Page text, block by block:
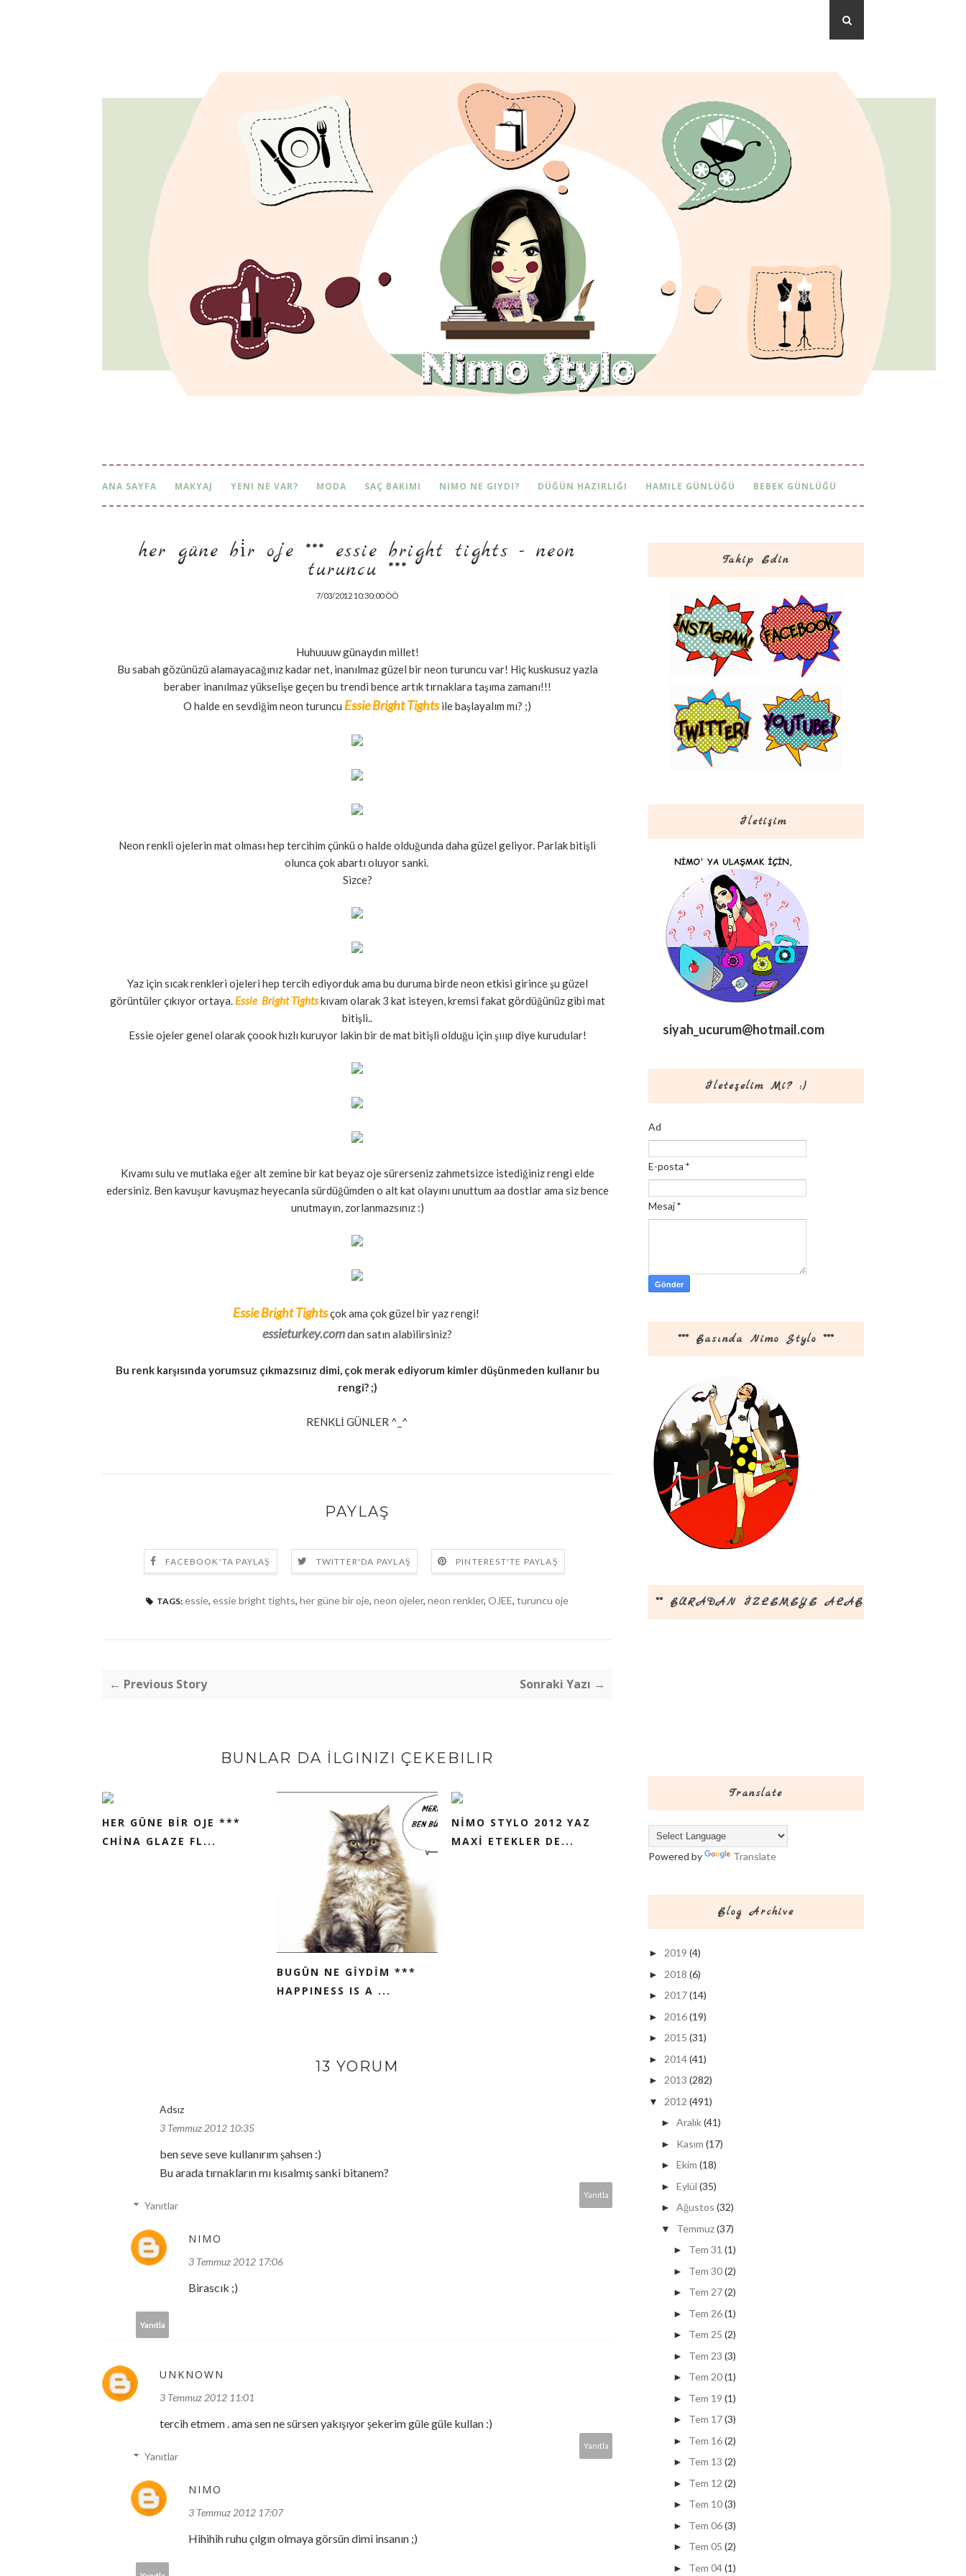
ANA SAYFA MAKYAJ YENI NE VAR? MODA SAÇ BAKIMI NIMO NE GIYDI? DÜĞÜN HAZIRLIĞI HAMILE GÜNLÜĞÜ BEBEK GÜNLÜĞÜ
her güne bi̇r oje *** essie bright tights - neon t
uruncu ***
7/03/2012 10:30:00 ÖÖ
Huhuuuw günaydın millet!
Bu sabah gözünüzü alamayacağınız kadar net, inanılmaz güzel bir neon turuncu var! Hiç kuskusuz yazla
beraber inanılmaz yükselişe geçen bu trendi bence artık tırnaklara taşıma zamanı!!!
O halde en sevdiğim neon turuncu Essie Bright Tightsile başlayalım mı? ;)
Neon renkli ojelerin mat olması hep tercihim çünkü o halde olduğunda daha güzel geliyor. Parlak bitişli
olunca çok abartı oluyor sanki.
Sizce?
Yaz için sıcak renkleri ojeleri hep tercih ediyorduk ama bu duruma birde neon etkisi girince şu güzel
görüntüler çıkıyor ortaya.Essie Bright Tightskıvam olarak 3 kat isteyen, kremsi fakat gördüğünüz gibi mat
bitişli..
Essie ojeler genel olarak çoook hızlı kuruyor lakin bir de mat bitişli olduğu için şıııp diye kurudular!
Kıvamı sulu ve mutlaka eğer alt zemine bir kat beyaz oje sürerseniz zahmetsizce istediğiniz rengi elde
edersiniz. Ben kavuşur kavuşmaz heyecanla sürdüğümden o alt kat olayını unuttum aa dostlar ama siz bence
unutmayın, zorlanmazsınız :)
Essie Bright Tightsçok ama çok güzel bir yaz rengi!
essieturkey.comdan satın alabilirsiniz?
Bu renk karşısında yorumsuz çıkmazsınız dimi, çok merak ediyorum kimler düşünmeden kullanır bu
rengi? ;)
RENKLİ GÜNLER ^_^
PAYLAŞ
FACEBOOK'TA PAYLAŞ TWITTER'DA PAYLAŞ PINTEREST'TE PAYLAŞ
TAGS: essie, essie bright tights, her güne bir oje, neon ojeler, neon renkler, OJEE, turuncu oje
← Previous Story Sonraki Yazı →
BUNLAR DA İLGINIZI ÇEKEBILIR
HER GÜNE BİR OJE ***
CHİNA GLAZE FL...
BUGÜN NE GİYDİM ***
HAPPINESS IS A ...
NİMO STYLO 2012 YAZ
MAXİ ETEKLER DE...
13 YORUM
Adsız
3 Temmuz 2012 10:35
ben seve seve kullanırım şahsen :)
Bu arada tırnakların mı kısalmış sanki bitanem?
Yanıtla
Yanıtlar
NIMO
3 Temmuz 2012 17:06
Birascık ;)
Yanıtla
UNKNOWN
3 Temmuz 2012 11:01
tercih etmem . ama sen ne sürsen yakışıyor şekerim güle güle kullan :)
Yanıtla
Yanıtlar
NIMO
3 Temmuz 2012 17:07
Hihihih ruhu çılgın olmaya görsün dimi insanın ;)
Takip Edin
İletişim
siyah_ucurum@hotmail.com
İleteşelim Mi? :)
Ad
E-posta *
Mesaj*
*** Basında Nimo Stylo ***
** BURADAN İZLEMEYE ALABİLİRSİNİZ **
Translate
Powered by Translate
Blog Archive
► 2019 (4)
► 2018 (6)
► 2017(14)
► 2016(19)
► 2015 (31)
► 2014(41)
► 2013 (282)
▼ 2012 (491)
► Aralık(41)
► Kasım (17)
► Ekim (18)
► Eylül (35)
► Ağustos (32)
▼ Temmuz(37)
► Tem 31 (1)
► Tem 30 (2)
► Tem 27 (2)
► Tem 26 (1)
► Tem 25 (2)
► Tem 23 (3)
► Tem 20 (1)
► Tem 19 (1)
► Tem 17 (3)
► Tem 16 (2)
► Tem 13 (2)
► Tem 12 (2)
► Tem 10 (3)
► Tem 06 (3)
► Tem 05 (2)
► Tem 04 (1)